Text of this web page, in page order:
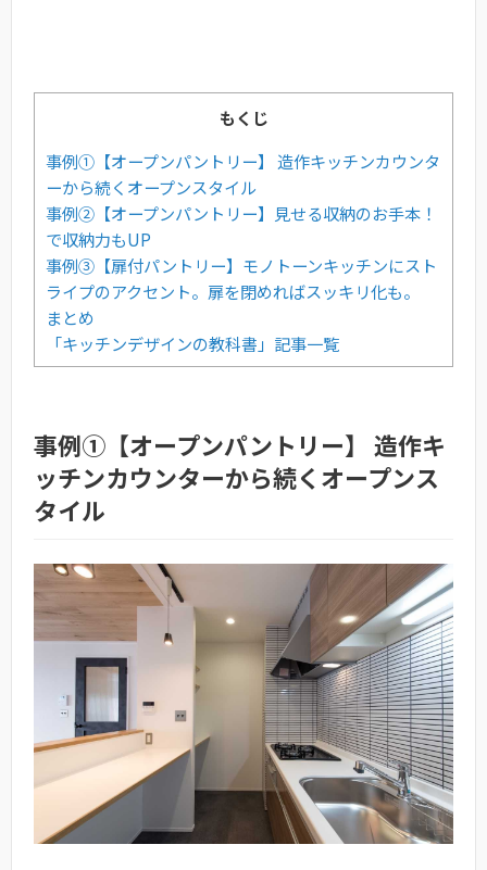
もくじ
事例①【オープンパントリー】 造作キッチンカウンタ
ーから続くオープンスタイル
事例②【オープンパントリー】見せる収納のお手本！
で収納力もUP
事例③【扉付パントリー】モノトーンキッチンにスト
ライプのアクセント。扉を閉めればスッキリ化も。
まとめ
「キッチンデザインの教科書」記事一覧
事例①【オープンパントリー】 造作キ
ッチンカウンターから続くオープンス
タイル